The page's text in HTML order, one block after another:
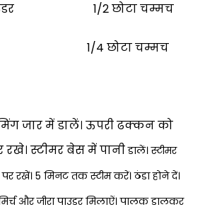
पाउडर 1/2 छोटा चम्मच
1/4 छोटा चम्मच
जार में डालें। ऊपरी ढक्कन को
रखे। स्टीमर बेस में पानीडालें। स्टीमर
रखें। 5 मिनट तक स्टीम करें। ठंडा होने दें।
और जीरा पाउडर मिलाऐं। पालक डालकर